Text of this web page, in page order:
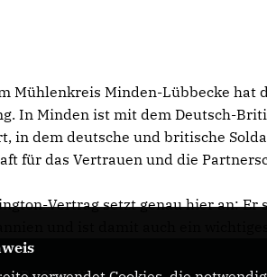
Mühlenkreis Minden-Lübbecke hat
In Minden ist mit dem Deutsch-
in dem deutsche und britische
für das Vertrauen und die
Vertrag setzt genau hier an: